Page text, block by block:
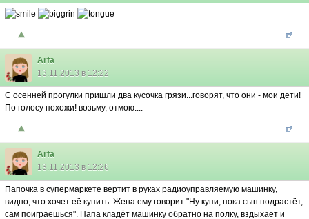
Arfa
13.11.2013 в 12:22
С осенней прогулки пришли два кусочка грязи...говорят, что они - мои дети!
По голосу похожи! возьму, отмою....
Arfa
13.11.2013 в 12:26
Папочка в супермаркете вертит в руках радиоуправляемую машинку,
видно, что хочет её купить. Жена ему говорит:"Ну купи, пока сын подрастёт,
сам поиграешься". Папа кладёт машинку обратно на полку, вздыхает и